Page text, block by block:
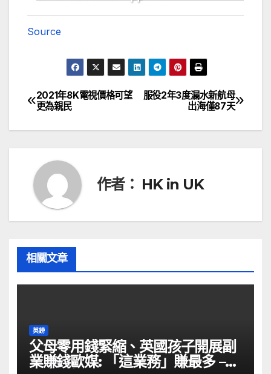
Source
文
章
覽
服役2年3度漏水新航母
出海僅87天
2021年8K電視價格可望
更為親民
作者： HK in UK
相關文章
英鎊
父母零用錢緊縮、英國孩子開展副
業賺錢歐媒: 「這業務」賺最多 –